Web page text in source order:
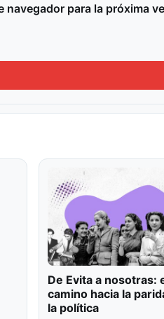
para la próxima
De Evita a nosotras:
camino hacia la
la política